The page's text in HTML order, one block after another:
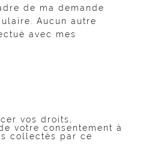
de ma demande
Aucun autre
avec mes
vos droits,
votre consentement à
collectés par ce